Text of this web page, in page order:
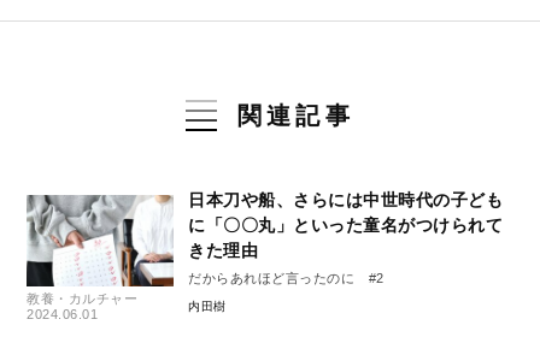
関連記事
教養・カルチャー
2024.06.01
日本刀や船、さらには中世時代の子ども
に「〇〇丸」といった童名がつけられて
きた理由
だからあれほど言ったのに #2
内田樹